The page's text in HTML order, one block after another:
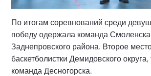
По итогам соревнований среди
победу одержала команда Смоленска
Заднепровского района. Второе
баскетболистки Демидовского округа,
команда Десногорска.